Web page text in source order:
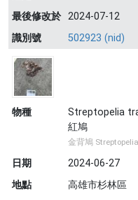
最後修改於 2024-07-12
識別號
502923 (nid)
物種
Streptopelia
紅鳩
金背鳩
日期
2024-06-27
地點
高雄市杉林區